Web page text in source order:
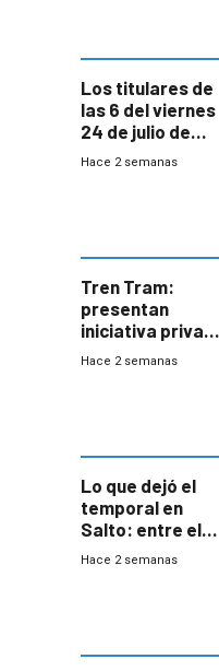
Los titulares de
las 6 del viernes
24 de julio de
2026
Hace 2 semanas
Tren Tram:
presentan
iniciativa privada
para una red de
Hace 2 semanas
Lo que dejó el
temporal en
Salto: entre el
impacto
Hace 2 semanas